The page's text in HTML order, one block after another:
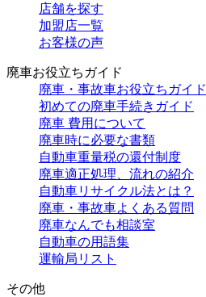
店舗を探す
加盟店一覧
お客様の声
廃車お役立ちガイド
廃車・事故車お役立ちガイド
初めての廃車手続きガイド
廃車 費用について
廃車時に必要な書類
自動車重量税の還付制度
廃車適正処理、流れの紹介
自動車リサイクル法とは？
廃車・事故車よくある質問
廃車なんでも相談室
自動車の用語集
運輸局リスト
その他